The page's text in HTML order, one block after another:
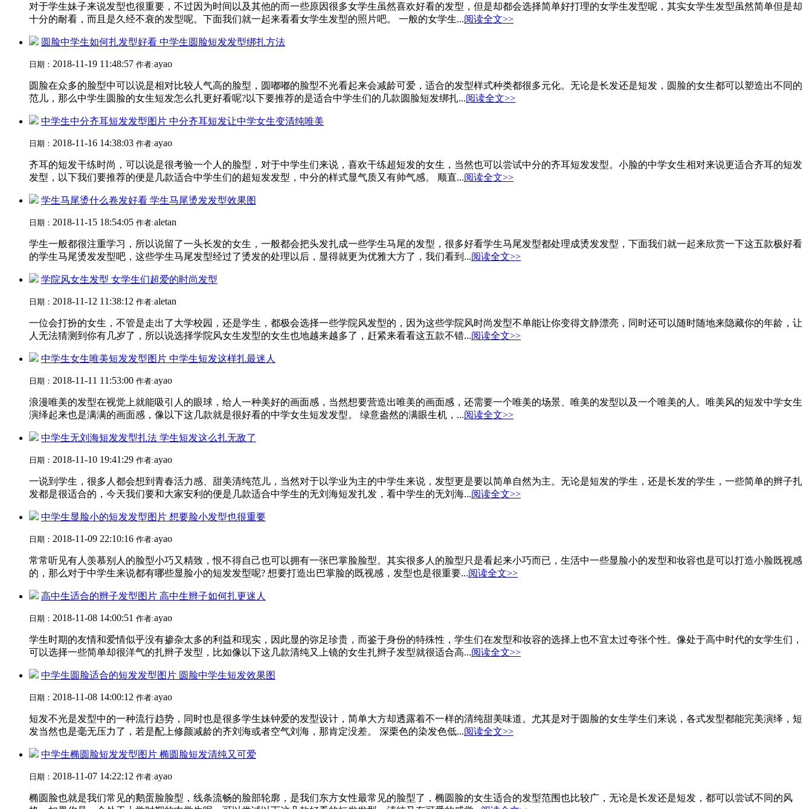
对于学生妹子来说发型也很重要，不过因为时间以及其他的而一些原因很多女学生虽然喜欢好看的发型，但是却都会选择简单好打理的女学生发型呢，其实女学生发型虽然简单但是却
十分的耐看，而且是久经不衰的发型呢。下面我们就一起来看看女学生发型的照片吧。 一般的女学生...阅读全文>>
圆脸中学生如何扎发型好看 中学生圆脸短发发型绑扎方法
日期： 2018-11-19 11:48:57 作者:ayao
圆脸在众多的脸型中可以说是相对比较人气高的脸型，圆嘟嘟的脸型不光看起来会减龄可爱，适合的发型样式种类都很多元化。无论是长发还是短发，圆脸的女生都可以塑造出不同的
范儿，那么中学生圆脸的女生短发怎么扎更好看呢?以下要推荐的是适合中学生们的几款圆脸短发绑扎...阅读全文>>
中学生中分齐耳短发发型图片 中分齐耳短发让中学女生变清纯唯美
日期： 2018-11-16 14:38:03 作者:ayao
齐耳的短发干练时尚，可以说是很考验一个人的脸型，对于中学生们来说，喜欢干练超短发的女生，当然也可以尝试中分的齐耳短发发型。小脸的中学女生相对来说更适合齐耳的短发
发型，以下我们要推荐的便是几款适合中学生们的超短发发型，中分的样式显气质又有帅气感。 顺直...阅读全文>>
学生马尾烫什么卷发好看 学生马尾烫发发型效果图
日期： 2018-11-15 18:54:05 作者:aletan
学生一般都很注重学习，所以说留了一头长发的女生，一般都会把头发扎成一些学生马尾的发型，很多好看学生马尾发型都处理成烫发发型，下面我们就一起来欣赏一下这五款极好看
的学生马尾烫发发型吧，这些学生马尾发型经过了烫发的处理以后，显得就更为优雅大方了，我们看到...阅读全文>>
学院风女生发型 女学生们超爱的时尚发型
日期： 2018-11-12 11:38:12 作者:aletan
一位会打扮的女生，不管是走出了大学校园，还是学生，都极会选择一些学院风发型的，因为这些学院风时尚发型不单能让你变得文静漂亮，同时还可以随时随地来隐藏你的年龄，让
人无法猜测到你有几岁了，所以说选择学院风女生发型的女生也地越来越多了，赶紧来看看这五款不错...阅读全文>>
中学生女生唯美短发发型图片 中学生短发这样扎最迷人
日期： 2018-11-11 11:53:00 作者:ayao
浪漫唯美的发型在视觉上就能吸引人的眼球，给人一种美好的画面感，当然想要营造出唯美的画面感，还需要一个唯美的场景、唯美的发型以及一个唯美的人。唯美风的短发中学女生
演绎起来也是满满的画面感，像以下这几款就是很好看的中学女生短发发型。 绿意盎然的满眼生机，...阅读全文>>
中学生无刘海短发发型扎法 学生短发这么扎无敌了
日期： 2018-11-10 19:41:29 作者:ayao
一说到学生，很多人都会想到青春活力感、甜美清纯范儿，当然对于以学业为主的中学生来说，发型更是要以简单自然为主。无论是短发的学生，还是长发的学生，一些简单的辫子扎
发都是很适合的，今天我们要和大家安利的便是几款适合中学生的无刘海短发扎发，看中学生的无刘海...阅读全文>>
中学生显脸小的短发发型图片 想要脸小发型也很重要
日期： 2018-11-09 22:10:16 作者:ayao
常常听见有人羡慕别人的脸型小巧又精致，恨不得自己也可以拥有一张巴掌脸脸型。其实很多人的脸型只是看起来小巧而已，生活中一些显脸小的发型和妆容也是可以打造小脸既视感
的，那么对于中学生来说都有哪些显脸小的短发发型呢? 想要打造出巴掌脸的既视感，发型也是很重要...阅读全文>>
高中生适合的辫子发型图片 高中生辫子如何扎更迷人
日期： 2018-11-08 14:00:51 作者:ayao
学生时期的友情和爱情似乎没有掺杂太多的利益和现实，因此显的弥足珍贵，而鉴于身份的特殊性，学生们在发型和妆容的选择上也不宜太过夸张个性。像处于高中时代的女学生们，
可以选择一些简单却很洋气的扎辫子发型，比如像以下这几款清纯又上镜的女生扎辫子发型就很适合高...阅读全文>>
中学生圆脸适合的短发发型图片 圆脸中学生短发效果图
日期： 2018-11-08 14:00:12 作者:ayao
短发不光是发型中的一种流行趋势，同时也是很多学生妹钟爱的发型设计，简单大方却透露着不一样的清纯甜美味道。尤其是对于圆脸的女生学生们来说，各式发型都能完美演绎，短
发当然也是毫无压力了，若是配上修颜减龄的齐刘海或者空气刘海，那肯定没差。 深栗色的染发色低...阅读全文>>
中学生椭圆脸短发发型图片 椭圆脸短发清纯又可爱
日期： 2018-11-07 14:22:12 作者:ayao
椭圆脸也就是我们常见的鹅蛋脸脸型，线条流畅的脸部轮廓，是我们东方女性最常见的脸型了，椭圆脸的女生适合的发型范围也比较广，无论是长发还是短发，都可以尝试不同的风